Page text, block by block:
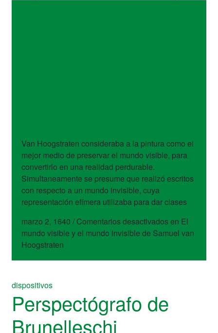
Van Hoogstraten consideraba a la pintura como el
mejor medio de preservar el mundo visible, para
convertirlo en una realidad perdurable.
Simultaneamente se presume que realizó escritos
con respecto a un mundo invisible, cuya
representación efímera utilizaba para dar clases
marzo 2, 1640 / Comentarios desactivadosen El
mundo visible y el mundo invisible de Samuel van
Hoogstraten
dispositivos
Perspectógrafo de
Brunelleschi